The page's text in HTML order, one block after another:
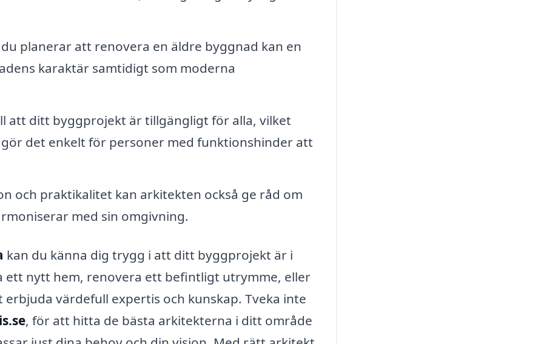
planerar att renovera en äldre byggnad kan en
karaktär samtidigt som moderna
att ditt byggprojekt är tillgängligt för alla, vilket
det enkelt för personer med funktionshinder att
och praktikalitet kan arkitekten också ge råd om
med sin omgivning.
kan du känna dig trygg i att ditt byggprojekt är i
ett nytt hem, renovera ett befintligt utrymme, eller
värdefull expertis och kunskap. Tveka inte
, för att hitta de bästa arkitekterna i ditt område